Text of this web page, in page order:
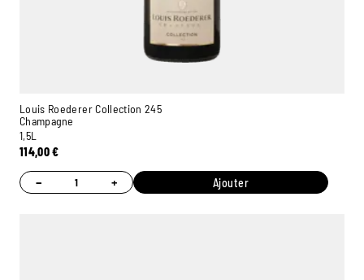
Louis Roederer Collection 245
Champagne
1,5L
114,00€
− + Ajouter